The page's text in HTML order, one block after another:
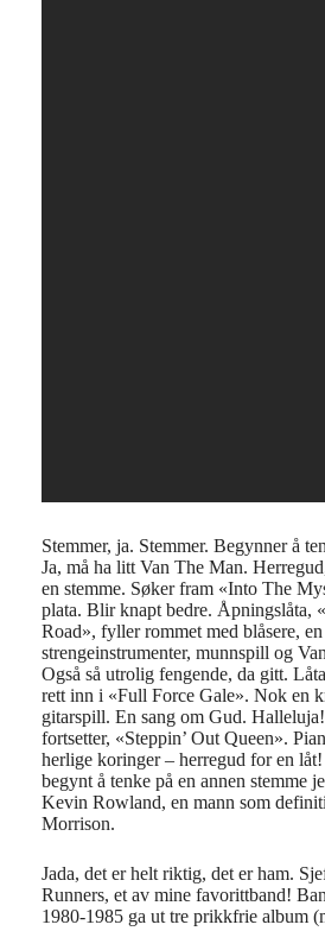
Stemmer, ja. Stemmer. Begynner å
Ja, må ha litt Van The Man.
en stemme. Søker fram «Into The
plata. Blir knapt bedre. Åpningslåta,
Road», fyller rommet med blåsere,
strengeinstrumenter, munnspill og
Også så utrolig fengende, da gitt.
rett inn i «Full Force Gale». Nok en
gitarspill. En sang om Gud.
fortsetter, «Steppin’ Out Queen».
herlige koringer – herregud for en
begynt å tenke på en annen stemme
Kevin Rowland, en mann som
Morrison.
Jada, det er helt riktig, det er ham.
Runners, et av mine favorittband!
1980-1985 ga ut tre prikkfrie album